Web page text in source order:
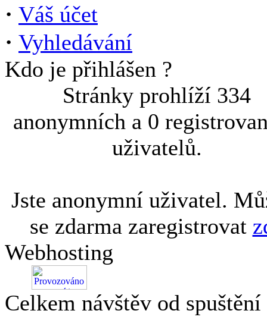
· Váš účet
· Vyhledávání
Kdo je přihlášen ?
Stránky prohlíží 334
anonymních a 0
uživatelů.
Jste anonymní uživatel.
se zdarma zaregistrovat
Webhosting
Celkem návštěv od spuštění